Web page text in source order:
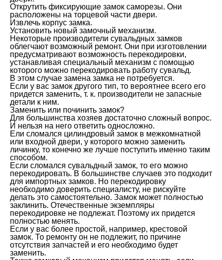
Открутить фиксирующие замок саморезы. Они
расположены на торцевой части двери.
Извлечь корпус замка.
Установить новый замочный механизм.
Некоторые производители сувальдных замков
облегчают возможный ремонт. Они при изготовлении
предусматривают возможность перекодировки,
устанавливая специальный механизм с помощью
которого можно перекодировать работу сувальд.
В этом случае замена замка не потребуется.
Если у вас замок другого тип, то вероятнее всего его
придется заменить, т. к. производители не запасные
детали к ним.
Заменить или починить замок?
Для большинства хозяев достаточно сложный вопрос.
И нельзя на него ответить односложно.
Ели сломался цилиндровый замок в межкомнатной
или входной двери, у которого можно заменить
личинку, то конечно же лучше поступить именно таким
способом.
Если сломался сувальдный замок, то его можно
перекодировать. В большинстве случаев это подходит
для импортных замков. Но перекодировку
необходимо доверить специалисту, не рискуйте
делать это самостоятельно. Замок может полностью
заклинить. Отечественные экземпляры
перекодировке не подлежат. Поэтому их придется
полностью менять.
Если у вас более простой, например, крестовой
замок. То ремонту он не подлежит, по причине
отсутствия запчастей и его необходимо будет
заменить.